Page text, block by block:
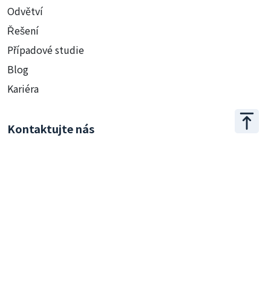
Odvětví
Řešení
Případové studie
Blog
Kariéra
Kontaktujte nás